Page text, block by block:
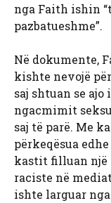
nga Faith ishin
pazbatueshme”.
Në dokumente,
kishte nevojë
saj shtuan se
ngacmimit
saj të parë. Me
përkeqësua
kastit filluan një
raciste në
ishte larguar